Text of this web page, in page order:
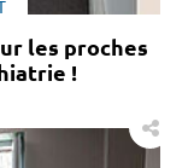
les proches
!